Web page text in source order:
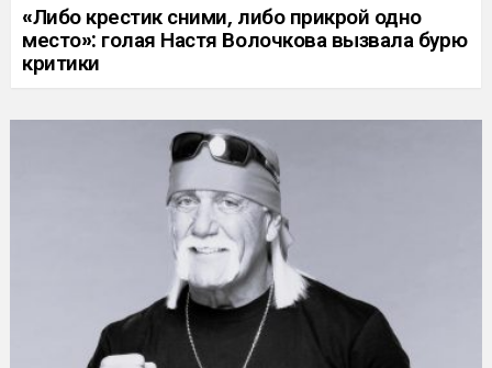
«Либо крестик сними, либо прикрой одно
место»: голая Настя Волочкова вызвала бурю
критики